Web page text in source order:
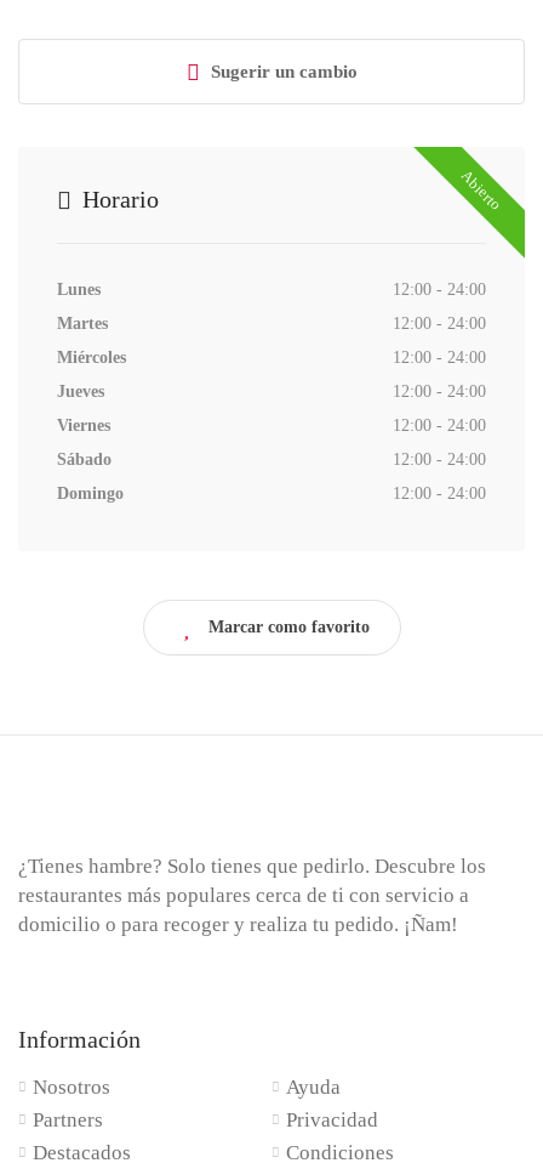
Sugerir un cambio
Abierto
Horario
Lunes
12:00 - 24:00
Martes
12:00 - 24:00
Miércoles
12:00 - 24:00
Jueves
12:00 - 24:00
Viernes
12:00 - 24:00
Sábado
12:00 - 24:00
Domingo
12:00 - 24:00
Marcar como favorito
¿Tienes hambre? Solo tienes que pedirlo. Descubre los
restaurantes más populares cerca de ti con servicio a
domicilio o para recoger y realiza tu pedido. ¡Ñam!
Información
Nosotros
Partners
Destacados
Ayuda
Privacidad
Condiciones